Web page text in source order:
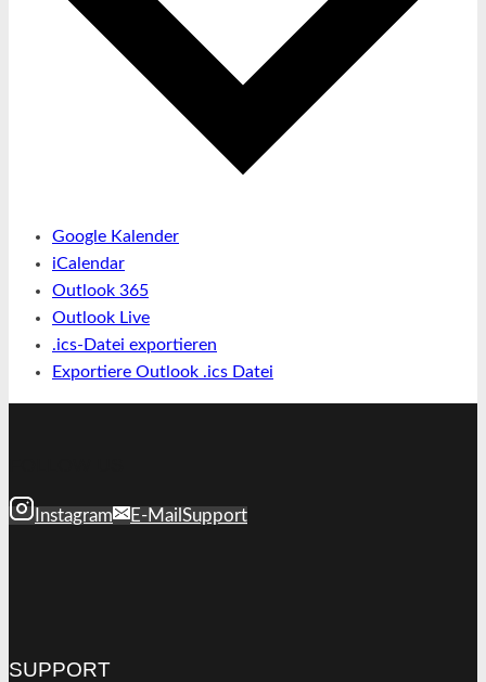
Google Kalender
iCalendar
Outlook 365
Outlook Live
.ics-Datei exportieren
Exportiere Outlook .ics Datei
Instagram E-Mail Support
SUPPORT